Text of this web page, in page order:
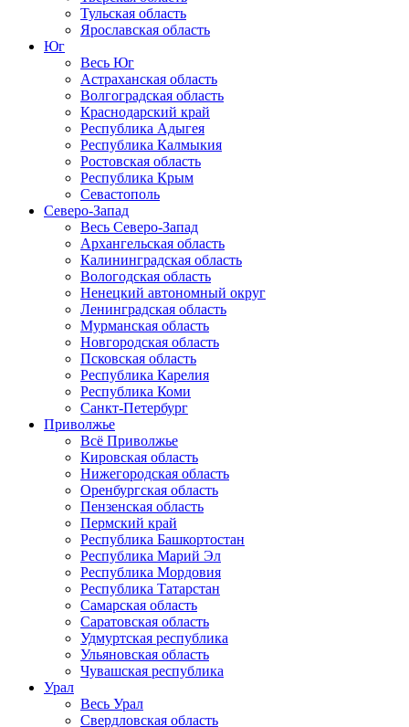
Тульская область
Ярославская область
Юг
Весь Юг
Астраханская область
Волгоградская область
Краснодарский край
Республика Адыгея
Республика Калмыкия
Ростовская область
Республика Крым
Севастополь
Северо-Запад
Весь Северо-Запад
Архангельская область
Калининградская область
Вологодская область
Ненецкий автономный округ
Ленинградская область
Мурманская область
Новгородская область
Псковская область
Республика Карелия
Республика Коми
Санкт-Петербург
Приволжье
Всё Приволжье
Кировская область
Нижегородская область
Оренбургская область
Пензенская область
Пермский край
Республика Башкортостан
Республика Марий Эл
Республика Мордовия
Республика Татарстан
Самарская область
Саратовская область
Удмуртская республика
Ульяновская область
Чувашская республика
Урал
Весь Урал
Свердловская область